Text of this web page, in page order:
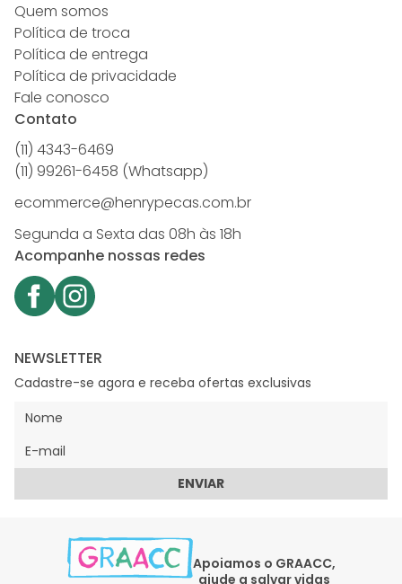
Quem somos
Política de troca
Política de entrega
Política de privacidade
Fale conosco
Contato
(11) 4343-6469
(11) 99261-6458 (Whatsapp)
ecommerce@henrypecas.com.br
Segunda a Sexta das 08h às 18h
Acompanhe nossas redes
NEWSLETTER
Cadastre-se agora e receba ofertas exclusivas
ENVIAR
Apoiamos o GRAACC,
ajude a salvar vidas